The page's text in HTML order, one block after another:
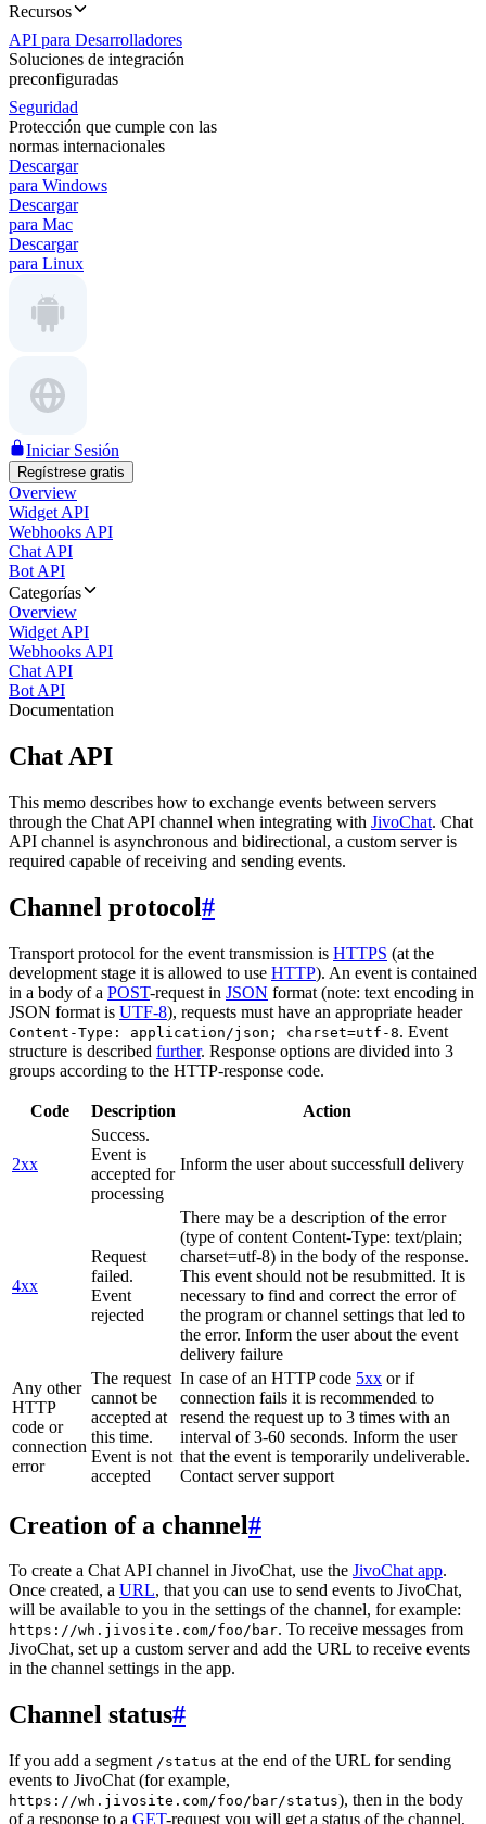
Recursos
API para Desarrolladores
Soluciones de integración
preconfiguradas
Seguridad
Protección que cumple con las
normas internacionales
Descargar
para Windows
Descargar
para Mac
Descargar
para Linux
Iniciar Sesión
Regístrese gratis
Overview
Widget API
Webhooks API
Chat API
Bot API
Categorías
Overview
Widget API
Webhooks API
Chat API
Bot API
Documentation
Chat API
This memo describes how to exchange events between servers
through the Chat API channel when integrating with JivoChat. Chat
API channel is asynchronous and bidirectional, a custom server is
required capable of receiving and sending events.
Channel protocol#
Transport protocol for the event transmission is HTTPS (at the
development stage it is allowed to use HTTP). An event is contained
in a body of a POST-request in JSON format (note: text encoding in
JSON format is UTF-8), requests must have an appropriate header
Content-Type: application/json; charset=utf-8. Event
structure is described further. Response options are divided into 3
groups according to the HTTP-response code.
Code Description Action
2xx
Success.
Event is
accepted for
processing
Inform the user about successfull delivery
4xx
Request
failed.
Event
rejected
There may be a description of the error
(type of content Content-Type: text/plain;
charset=utf-8) in the body of the response.
This event should not be resubmitted. It is
necessary to find and correct the error of
the program or channel settings that led to
the error. Inform the user about the event
delivery failure
Any other
HTTP
code or
connection
error
The request
cannot be
accepted at
this time.
Event is not
accepted
In case of an HTTP code 5xx or if
connection fails it is recommended to
resend the request up to 3 times with an
interval of 3-60 seconds. Inform the user
that the event is temporarily undeliverable.
Contact server support
Creation of a channel#
To create a Chat API channel in JivoChat, use the JivoChat app.
Once created, a URL, that you can use to send events to JivoChat,
will be available to you in the settings of the channel, for example:
https://wh.jivosite.com/foo/bar. To receive messages from
JivoChat, set up a custom server and add the URL to receive events
in the channel settings in the app.
Channel status#
If you add a segment /status at the end of the URL for sending
events to JivoChat (for example,
https://wh.jivosite.com/foo/bar/status), then in the body
of a response to a GET-request you will get a status of the channel,